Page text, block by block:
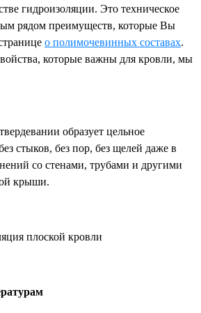
гидроизоляции. Это техническое
рядом преимуществ, которые Вы
о полимочевинных составах.
которые важны для кровли, мы
образует цельное
стыков, без пор, без щелей даже в
со стенами, трубами и другими
крыши.
плоской кровли